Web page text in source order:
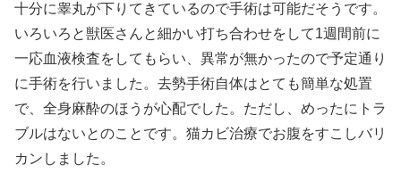
十分に睾丸が下りてきているので手術は可能だそうです。
いろいろと獣医さんと細かい打ち合わせをして1週間前に
一応血液検査をしてもらい、異常が無かったので予定通り
に手術を行いました。去勢手術自体はとても簡単な処置
で、全身麻酔のほうが心配でした。ただし、めったにトラ
ブルはないとのことです。猫カビ治療でお腹をすこしバリ
カンしました。